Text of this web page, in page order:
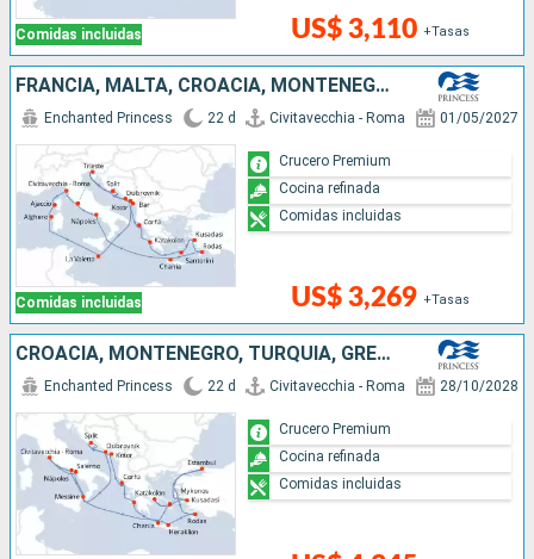
Comidas incluidas US$ 3,110 +Tasas
FRANCIA, MALTA, CROACIA, MONTENEGRO, GRECIA, TURQUÍA, ITALIA
Comidas incluidas
Enchanted Princess 22 d Civitavecchia - Roma 01/05/2027
US$ 3,269 +Tasas
Crucero Premium
Cocina refinada
Comidas incluidas
CROACIA, MONTENEGRO, TURQUÍA, GRECIA, ITALIA
Enchanted Princess 22 d Civitavecchia - Roma 28/10/2028
Crucero Premium
Cocina refinada
Comidas incluidas